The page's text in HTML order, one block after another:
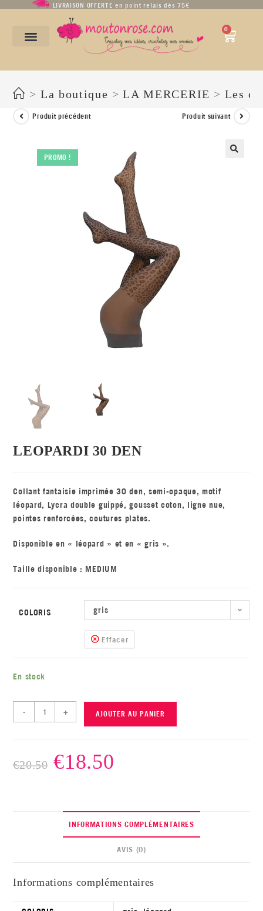
LIVRAISON OFFERTE en point relais dès 75€
0
> La boutique > LA MERCERIE > Les
PROMO !
Produit précédent Produit suivant
LEOPARDI 30 DEN
Collant fantaisie imprimée 30 den, semi-opaque, motif
léopard, Lycra double guippé, gousset coton, ligne nue,
pointes renforcées, coutures plates.
Disponible en « léopard » et en « gris ».
Taille disponible : MEDIUM
COLORIS gris
Effacer
En stock
- + AJOUTER AU PANIER
€20.50 €18.50
INFORMATIONS COMPLÉMENTAIRES
AVIS (0)
Informations complémentaires